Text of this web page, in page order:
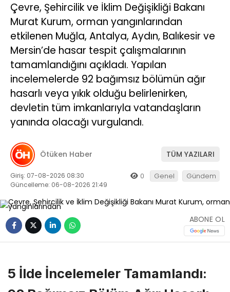
Çevre, Şehircilik ve İklim Değişikliği Bakanı
Murat Kurum, orman yangınlarından
etkilenen Muğla, Antalya, Aydın, Balıkesir ve
Mersin’de hasar tespit çalışmalarının
tamamlandığını açıkladı. Yapılan
incelemelerde 92 bağımsız bölümün ağır
hasarlı veya yıkık olduğu belirlenirken,
devletin tüm imkanlarıyla vatandaşların
yanında olacağı vurgulandı.
Ötüken Haber TÜM YAZILARI
Giriş: 07-08-2026 08:30
Güncelleme: 06-08-2026 21:49
0 Genel Gündem
ABONE OL
5 İlde İncelemeler Tamamlandı: